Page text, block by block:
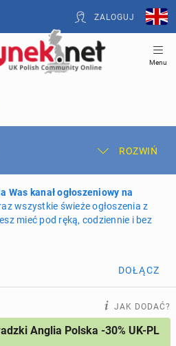
ZALOGUJ
Menu
ROZWIŃ
Moje ogłoszenia
i cennik ogłoszeń
ogłoszeń online
287 profili online
Was kanał ogłoszeniowy na
wszystkie świeże ogłoszenia z
mieć pod ręką, codziennie i bez
DOŁĄCZ
JAK DODAĆ?
Anglia Polska -30% UK-PL